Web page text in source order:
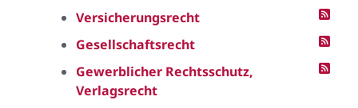
Versicherungsrecht
Gesellschaftsrecht
Gewerblicher Rechtsschutz,
Verlagsrecht